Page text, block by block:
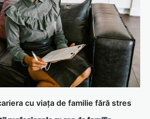
cu viața de familie fără stres